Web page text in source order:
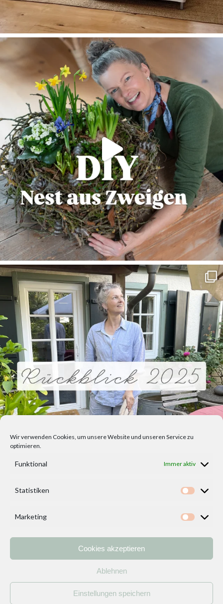
Wir verwenden Cookies, um unsere Website und unseren Service zu
optimieren.
Funktional Immer aktiv
Statistiken
Marketing
Cookies akzeptieren
Ablehnen
Einstellungen speichern
Kontakt
Impressum/ Datenschutzerklärung